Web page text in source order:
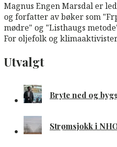
Magnus Engen Marsdal er
og forfatter av bøker som
mødre" og "Listhaugs
For oljefolk og
Utvalgt
Bryte ned og
Strømsjokk i